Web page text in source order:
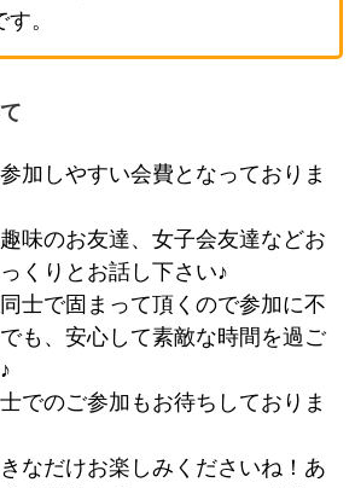
。
加しやすい会費となっておりま
味のお友達、女子会友達などお
くりとお話し下さい♪
士で固まって頂くので参加に不
も、安心して素敵な時間を過ご
でのご参加もお待ちしておりま
なだけお楽しみくださいね！あ